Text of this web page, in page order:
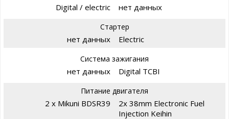
Digital / electric нет данных
Стартер
нет данных Electric
Система зажигания
нет данных Digital TCBI
Питание двигателя
2 x Mikuni BDSR39
2x 38mm Electronic Fuel
Injection Keihin